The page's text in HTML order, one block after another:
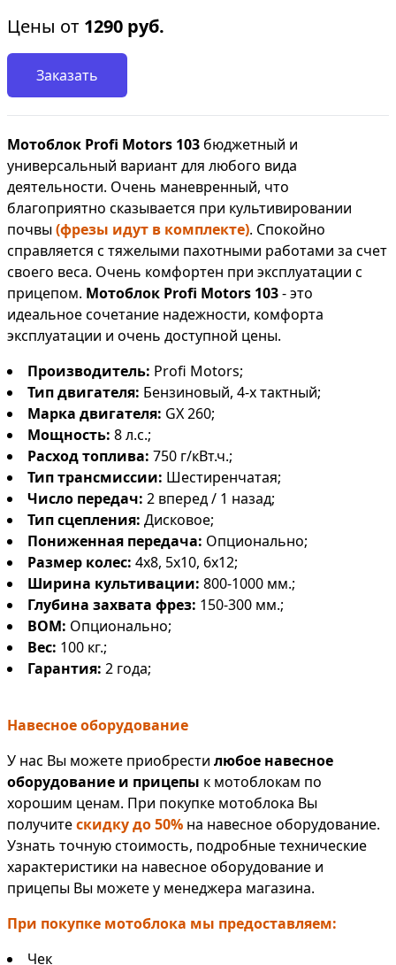
Цены от 1290 руб.
Заказать
Мотоблок Profi Motors 103 бюджетный и
универсальный вариант для любого вида
деятельности. Очень маневренный, что
благоприятно сказывается при культивировании
почвы(фрезы идут в комплекте). Спокойно
справляется с тяжелыми пахотными работами за счет
своего веса. Очень комфортен при эксплуатации с
прицепом. Мотоблок Profi Motors 103- это
идеальное сочетание надежности, комфорта
эксплуатации и очень доступной цены.
Производитель: Profi Motors;
Тип двигателя: Бензиновый, 4-х тактный;
Марка двигателя: GX 260;
Мощность: 8 л.с.;
Расход топлива: 750 г/кВт.ч.;
Тип трансмиссии: Шестиренчатая;
Число передач: 2 вперед / 1 назад;
Тип сцепления: Дисковое;
Пониженная передача: Опционально;
Размер колес: 4х8, 5х10, 6х12;
Ширина культивации: 800-1000 мм.;
Глубина захвата фрез: 150-300 мм.;
ВОМ: Опционально;
Вес: 100 кг.;
Гарантия: 2 года;
Навесное оборудование
У нас Вы можете приобрести любое навесное
оборудование и прицепы к мотоблокам по
хорошим ценам. При покупке мотоблока Вы
получитескидку до 50% на навесное оборудование.
Узнать точную стоимость, подробные технические
характеристики на навесное оборудование и
прицепы Вы можете у менеджера магазина.
При покупке мотоблока мы предоставляем:
Чек